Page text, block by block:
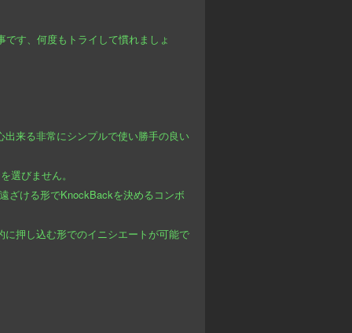
す、何度もトライして慣れましょ
来る非常にシンプルで使い勝手の良い
選びません。
ざける形でKnockBackを決めるコンボ
押し込む形でのイニシエートが可能で